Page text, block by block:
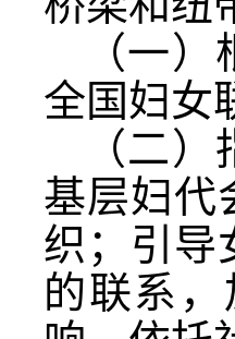
（一
全国妇女
（二
基层妇代
织；引导
的联系